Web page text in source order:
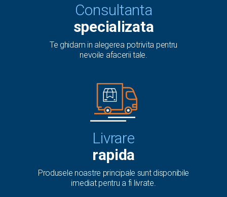
Consultanta
specializata
Te ghidam in alegerea potrivita pentru
nevoile afacerii tale.
Livrare
rapida
Produsele noastre principale sunt disponibile
imediat pentru a fi livrate.